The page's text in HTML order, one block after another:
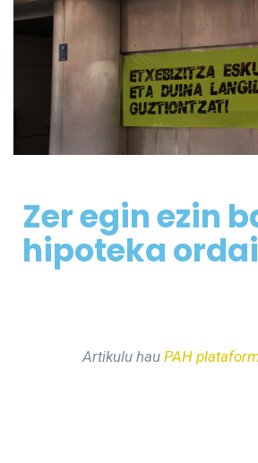
Zer egin ezin
hipoteka
Artikulu hau PAH